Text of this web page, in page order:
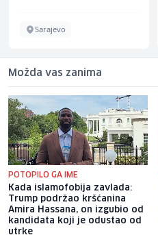
Sarajevo
Možda vas zanima
POTOPILO GA IME
Kada islamofobija zavlada:
Trump podržao kršćanina
Amira Hassana, on izgubio od
kandidata koji je odustao od
utrke